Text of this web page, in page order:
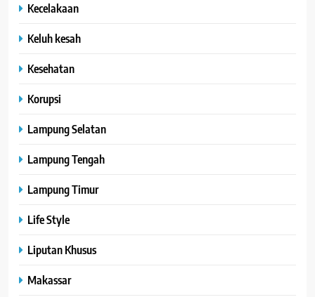
Kecelakaan
Keluh kesah
Kesehatan
Korupsi
Lampung Selatan
Lampung Tengah
Lampung Timur
Life Style
Liputan Khusus
Makassar